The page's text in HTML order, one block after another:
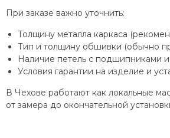
При заказе важно уточнить:
Толщину металла каркаса
Тип и толщину обшивки (обычно
Наличие петель с подшипниками
Условия гарантии на изделие и
В Чехове работают как локальные
от замера до окончательной